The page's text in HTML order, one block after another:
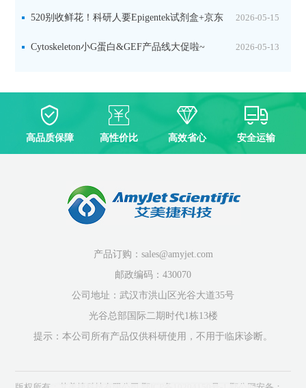
双赋能，下单即赠京东卡 2026-05-15
520别收鲜花！科研人要Epigentek试剂盒+京东
卡！ 2026-05-13
Cytoskeleton小G蛋白&GEF产品线大促啦~
高品质保障 高性价比 高效省心 安全运输
产品订购：sales@amyjet.com
邮政编码：430070
公司地址：武汉市洪山区光谷大道35号
光谷总部国际二期时代1栋13楼
提示：本公司所有产品仅供科研使用，不用于临床诊断。